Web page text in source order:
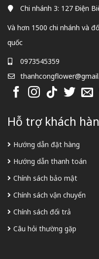
Chi nhánh 3: 127 Điện
Và hơn 1500 chi nhánh và
quốc
0973545359
Hỗ trợ khách
Hướng dẫn đặt hàng
Hướng dẫn thanh toán
Chính sách bảo mật
Chính sách vận chuyển
Chính sách đổi trả
Câu hỏi thường gặp